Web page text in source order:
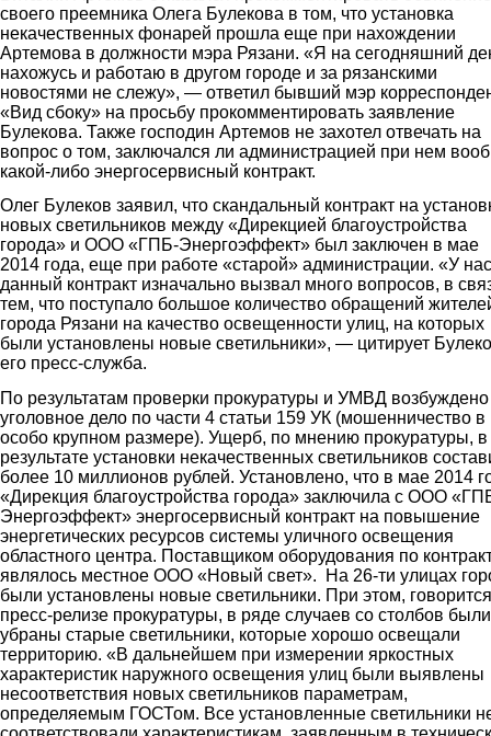
своего преемника Олега Булекова в том, что установка
некачественных фонарей прошла еще при нахождении
Артемова в должности мэра Рязани. «Я на сегодняшний
нахожусь и работаю в другом городе и за рязанскими
новостями не слежу», — ответил бывший мэр
«Вид сбоку» на просьбу прокомментировать заявление
Булекова. Также господин Артемов не захотел отвечать на
вопрос о том, заключался ли администрацией при нем
какой-либо энергосервисный контракт.
Олег Булеков заявил, что скандальный контракт на
новых светильников между «Дирекцией благоустройства
города» и ООО «ГПБ-Энергоэффект» был заключен в мае
2014 года, еще при работе «старой» администрации. «У нас
данный контракт изначально вызвал много вопросов, в
тем, что поступало большое количество обращений
города Рязани на качество освещенности улиц, на которых
были установлены новые светильники», — цитирует
его пресс-служба.
По результатам проверки прокуратуры и УМВД возбуждено
уголовное дело по части 4 статьи 159 УК (мошенничество в
особо крупном размере). Ущерб, по мнению прокуратуры, в
результате установки некачественных светильников
более 10 миллионов рублей. Установлено, что в мае 2014
«Дирекция благоустройства города» заключила с ООО
Энергоэффект» энергосервисный контракт на повышение
энергетических ресурсов системы уличного освещения
областного центра. Поставщиком оборудования по
являлось местное ООО «Новый свет». На 26-ти улицах
были установлены новые светильники. При этом,
пресс-релизе прокуратуры, в ряде случаев со столбов были
убраны старые светильники, которые хорошо освещали
территорию. «В дальнейшем при измерении яркостных
характеристик наружного освещения улиц были выявлены
несоответствия новых светильников параметрам,
определяемым ГОСТом. Все установленные светильники